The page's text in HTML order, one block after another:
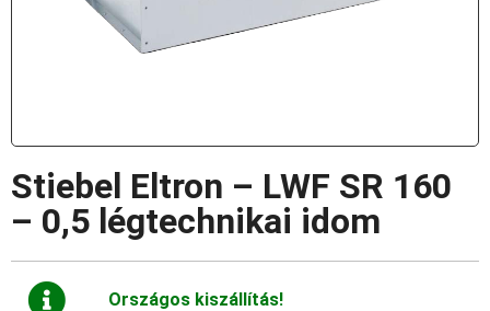
Stiebel Eltron – LWF SR 160
– 0,5 légtechnikai idom
Országos kiszállítás!